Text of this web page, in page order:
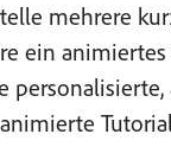
mehrere
ein